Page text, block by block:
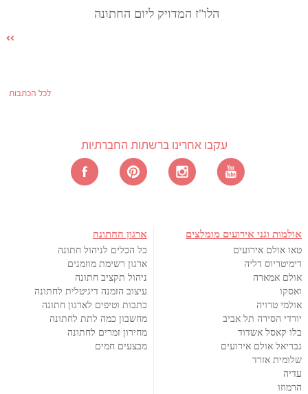
הלו"ז המדויק ליום החתונה
לכל הכתבות
עקבו אחרינו ברשתות החברתיות
אולמות וגני אירועים מומלצים
טאו אולם אירועים
דימיטריוס דליה
אולם אמארה
ואסקו
אולמי טרויה
יורדי הסירה תל אביב
בלו קאסל אשדוד
גבריאל אולם אירועים
שלומית אזרד
עדיה
הרמוזו
ארגון החתונה
כל הכלים לניהול חתונה
ארגון רשימת מוזמנים
ניהול תקציב חתונה
עיצוב הזמנה דיגיטלית לחתונה
כתבות וטיפים לארגון חתונה
מחשבון כמה לתת לחתונה
מחירון זמרים לחתונה
מבצעים חמים